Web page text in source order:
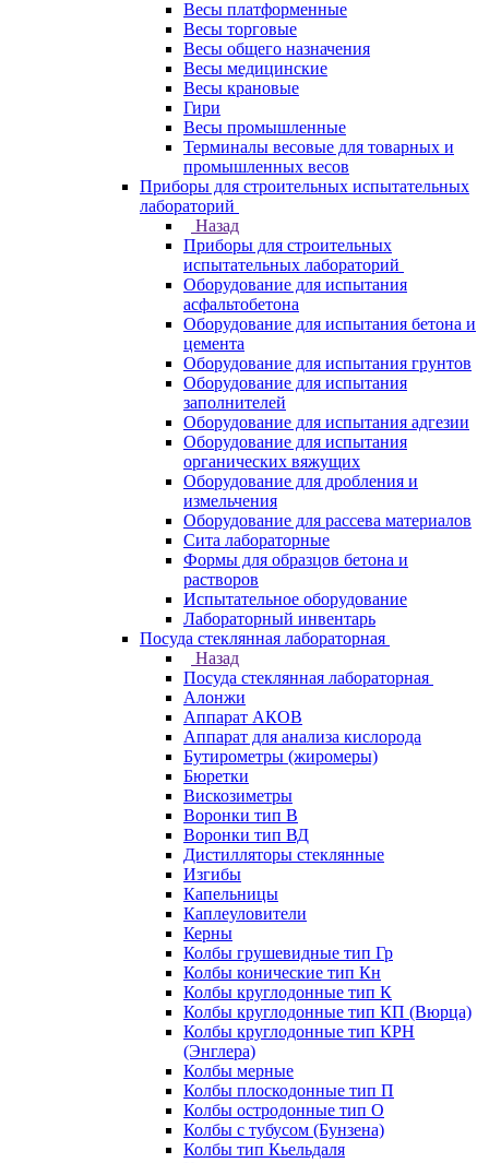
Весы платформенные
Весы торговые
Весы общего назначения
Весы медицинские
Весы крановые
Гири
Весы промышленные
Терминалы весовые для товарных и
промышленных весов
Приборы для строительных испытательных
лабораторий
Назад
Приборы для строительных
испытательных лабораторий
Оборудование для испытания
асфальтобетона
Оборудование для испытания бетона и
цемента
Оборудование для испытания грунтов
Оборудование для испытания
заполнителей
Оборудование для испытания адгезии
Оборудование для испытания
органических вяжущих
Оборудование для дробления и
измельчения
Оборудование для рассева материалов
Сита лабораторные
Формы для образцов бетона и
растворов
Испытательное оборудование
Лабораторный инвентарь
Посуда стеклянная лабораторная
Назад
Посуда стеклянная лабораторная
Алонжи
Аппарат АКОВ
Аппарат для анализа кислорода
Бутирометры (жиромеры)
Бюретки
Вискозиметры
Воронки тип В
Воронки тип ВД
Дистилляторы стеклянные
Изгибы
Капельницы
Каплеуловители
Керны
Колбы грушевидные тип Гр
Колбы конические тип Кн
Колбы круглодонные тип К
Колбы круглодонные тип КП (Вюрца)
Колбы круглодонные тип КРН
(Энглера)
Колбы мерные
Колбы плоскодонные тип П
Колбы остродонные тип О
Колбы с тубусом (Бунзена)
Колбы тип Кьельдаля